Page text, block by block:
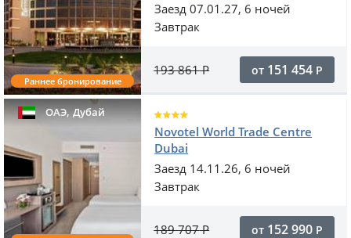
Раннее бронирование
Заезд 07.01.27, 6 ночей
Завтрак
193 861Р от 151 454 Р
ОАЭ,Дубай
Novotel World Trade Centre
Dubai
Заезд 14.11.26, 6 ночей
Завтрак
189 707Р от 152 990 Р